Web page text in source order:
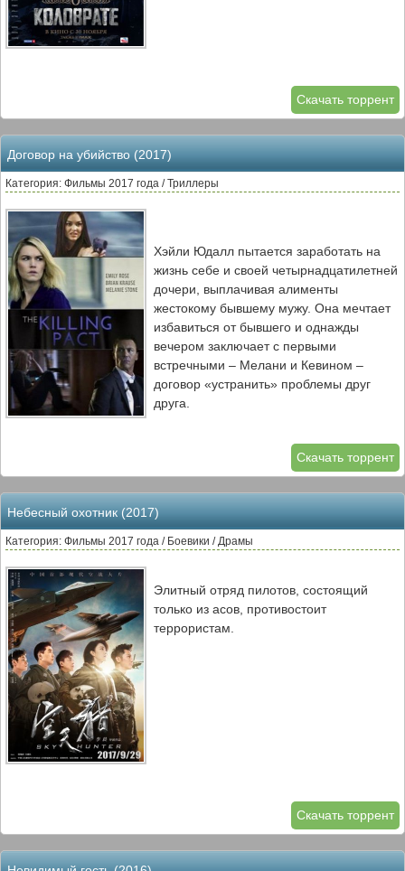
Скачать торрент
Договор на убийство (2017)
Категория: Фильмы 2017 года / Триллеры
Хэйли Юдалл пытается заработать на
жизнь себе и своей четырнадцатилетней
дочери, выплачивая алименты
жестокому бывшему мужу. Она мечтает
избавиться от бывшего и однажды
вечером заключает с первыми
встречными – Мелани и Кевином –
договор «устранить» проблемы друг
друга.
Скачать торрент
Небесный охотник (2017)
Категория: Фильмы 2017 года / Боевики / Драмы
Элитный отряд пилотов, состоящий
только из асов, противостоит
террористам.
Скачать торрент